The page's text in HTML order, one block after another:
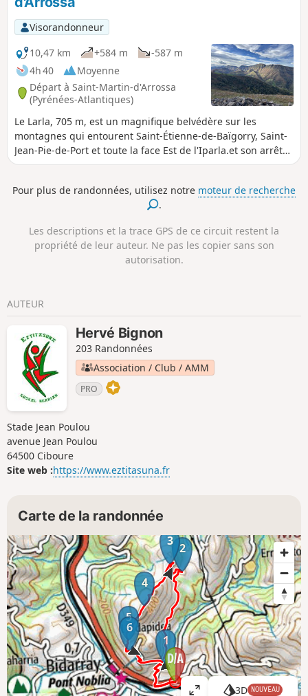
plus variés très peu pratiqués , nombreux en balcon avec
de magnifiques vues sur les montagnes et villages du Pays
Basque.
Visorandonneur
10,47 km
+584 m
-587 m
4h 40
Moyenne
Départ à Saint-Martin-d'Arrossa
(Pyrénées-Atlantiques)
Le Larla, 705 m, est un magnifique belvédère sur les
montagnes qui entourent Saint-Étienne-de-Baïgorry, Saint-
Jean-Pie-de-Port et toute la face Est de l'Iparla.et son arrête
majestueuse.
Pour plus de randonnées, utilisez notre moteur de recherche
.
Les descriptions et la trace GPS de ce circuit restent la
propriété de leur auteur. Ne pas les copier sans son
autorisation.
AUTEUR
Hervé Bignon
203 Randonnées
Association / Club / AMM
PRO
Stade Jean Poulou
avenue Jean Poulou
64500 Ciboure
Site web :https://www.eztitasuna.fr
Carte de la randonnée
1
2
3
4
5
6
3D NOUVEAU